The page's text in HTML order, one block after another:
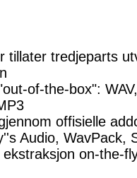
tillater tredjeparts
of-the-box":
offisielle
Audio, WavPack,
on-the-